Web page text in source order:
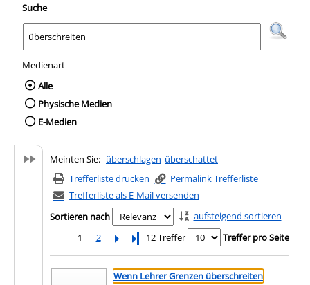
Suche
Medienart
Wählen Sie die Medienart nach der Sie
Alle
Physische Medien
E-Medien
Meinten Sie: überschlagen überschattet
Trefferliste drucken
Permalink Trefferliste
Trefferliste als E-Mail versenden
Sortieren nach
aufsteigend sortieren
1
2 Letzte Seite
12 Treffer Treffer pro Seite
Suchergebnis
Zu den Suchfiltern springen
Wenn Lehrer Grenzen überschreiten